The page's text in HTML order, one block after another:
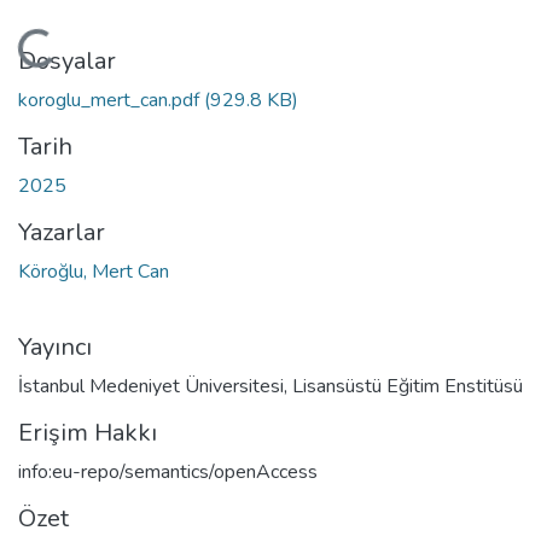
Dosyalar
koroglu_mert_can.pdf(929.8 KB)
Tarih
2025
Yazarlar
Köroğlu, Mert Can
Yayıncı
İstanbul Medeniyet Üniversitesi, Lisansüstü Eğitim Enstitüsü
Erişim Hakkı
info:eu-repo/semantics/openAccess
Özet